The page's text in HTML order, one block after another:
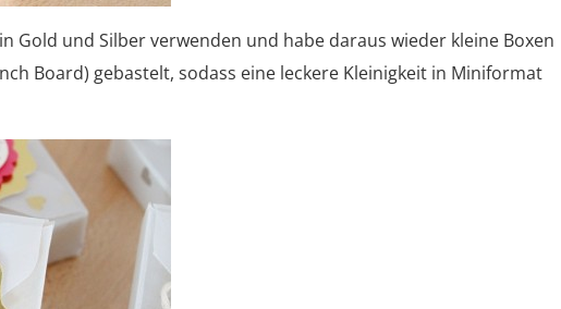
Gold und Silber verwenden und habe daraus wieder kleine Boxen
Board) gebastelt, sodass eine leckere Kleinigkeit in Miniformat